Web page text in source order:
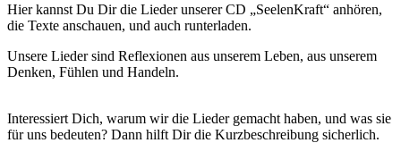
Hier kannst Du Dir die Lieder unserer CD „SeelenKraft“ anhören,
die Texte anschauen, und auch runterladen.
Unsere Lieder sind Reflexionen aus unserem Leben, aus unserem
Denken, Fühlen und Handeln.
Interessiert Dich, warum wir die Lieder gemacht haben, und was sie
für uns bedeuten? Dann hilft Dir die Kurzbeschreibung sicherlich.